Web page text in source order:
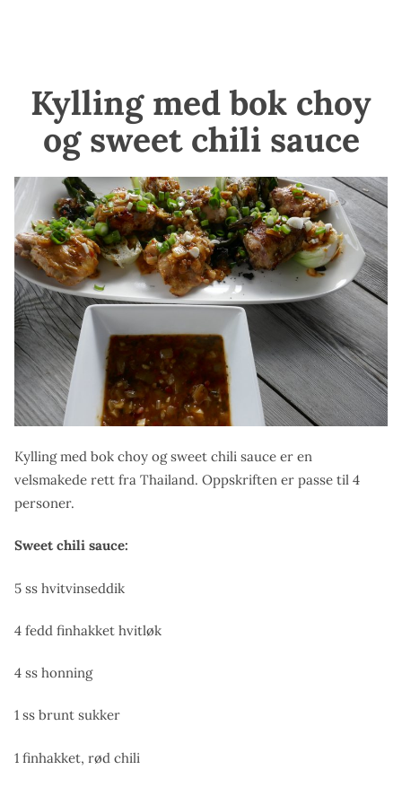
Kylling med bok choy
og sweet chili sauce
Kylling med bok choy og sweet chili sauce er en
velsmakede rett fra Thailand. Oppskriften er passe til 4
personer.
Sweet chili sauce:
5 ss hvitvinseddik
4 fedd finhakket hvitløk
4 ss honning
1 ss brunt sukker
1 finhakket, rød chili